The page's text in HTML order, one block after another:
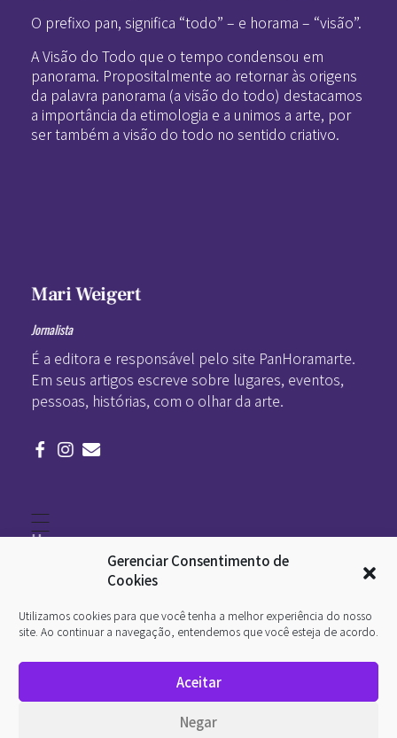
Gerenciar Consentimento de
Cookies
Utilizamos cookies para que você tenha a melhor experiência do nosso
site. Ao continuar a navegação, entendemos que você esteja de acordo.
Aceitar
Negar
O prefixo pan, significa “todo” – e horama – “visão”.
A Visão do Todo que o tempo condensou em
panorama. Propositalmente ao retornar às origens
da palavra panorama (a visão do todo) destacamos
a importância da etimologia e a unimos a arte, por
ser também a visão do todo no sentido criativo.
Mari Weigert
Jornalista
É a editora e responsável pelo site PanHoramarte.
Em seus artigos escreve sobre lugares, eventos,
pessoas, histórias, com o olhar da arte.
Home
Arte
O que é arte
InternetArt
Quem somos
viajamos nessa poética. Todos os direitos reservados